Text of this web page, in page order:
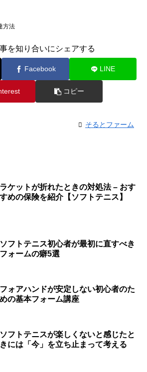
方法
を知り合いにシェアする
Facebook LINE
コピー
そるとファーム
ラケットが折れたときの対処法 – おす
すめの保険を紹介【ソフトテニス】
ソフトテニス初心者が最初に直すべき
フォームの癖5選
フォアハンドが安定しない初心者のた
めの基本フォーム講座
ソフトテニスが楽しくないと感じたと
きには「今」を立ち止まって考える